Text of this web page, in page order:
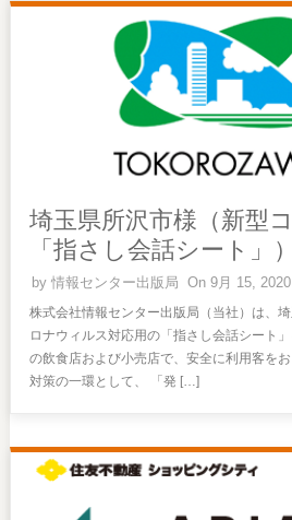
埼玉県所沢市様（新型
「指さし会話シート」）
by情報センター出版局 On 9月 15, 2020
株式会社情報センター出版局（当社）は、
ロナウィルス対応用の「指さし会話シート
の飲食店および小売店で、安全に利用客を
対策の一環として、 「発 […]